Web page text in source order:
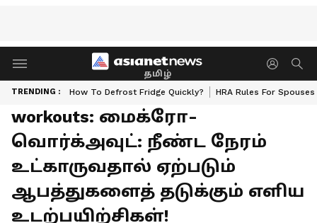
தமிழ்
TRENDING : How To Defrost Fridge Quickly? HRA Rules For Spouses
workouts: மைக்ரோ-
வொர்க்அவுட்: நீண்ட நேரம்
உட்காருவதால் ஏற்படும்
ஆபத்துகளைத் தடுக்கும் எளிய
உடற்பயிற்சிகள்!